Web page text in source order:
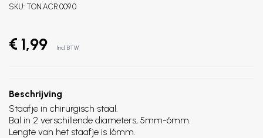
SKU: TON.ACR.009.0
€ 1,99 Incl. BTW
Beschrijving
Staafje in chirurgisch staal.
Bal in 2 verschillende diameters, 5mm-6mm.
Lengte van het staafje is 16mm.